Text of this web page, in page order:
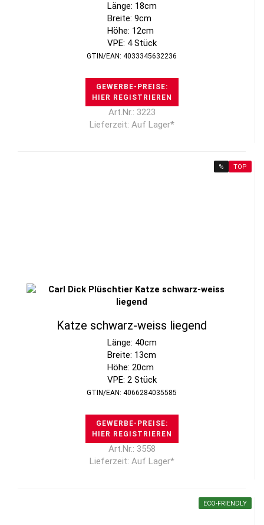
Länge: 18cm
Breite: 9cm
Höhe: 12cm
VPE: 4 Stück
GTIN/EAN: 4033345632236
GEWERBE-PREISE:
HIER REGISTRIEREN
Art.Nr.: 3223
Lieferzeit: Auf Lager*
% TOP
Katze schwarz-weiss liegend
Länge: 40cm
Breite: 13cm
Höhe: 20cm
VPE: 2 Stück
GTIN/EAN: 4066284035585
GEWERBE-PREISE:
HIER REGISTRIEREN
Art.Nr.: 3558
Lieferzeit: Auf Lager*
ECO-FRIENDLY